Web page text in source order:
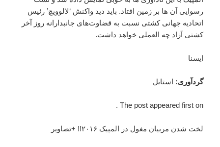
رسوایی آن ها بر زمین افتاد. باید دید واکنش ‘لالوویچ’ رئیس
اتحادیه جهانی کشتی نسبت به قضاوت‌های جانبدارانه روز آخر
کشتی آزاد چه ‌العملی خواهد داشت.
ایسنا
گردآوری: استایل
The post appeared first on .
لخت شدن مربیان مغول در المپیک ۲۰۱۶!! +تصاویر